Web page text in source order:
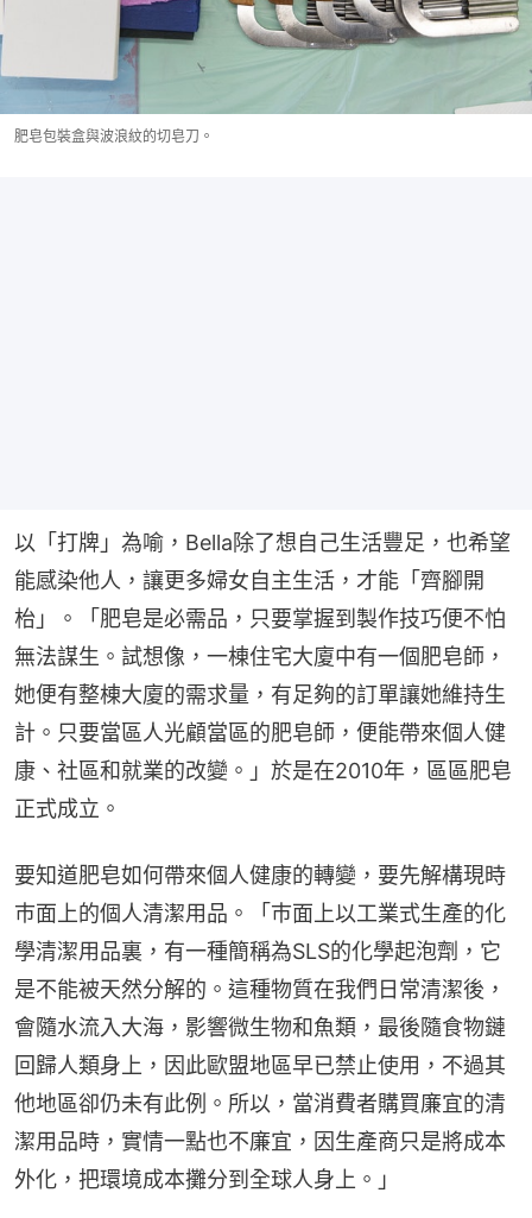
肥皂包裝盒與波浪紋的切皂刀。
以「打牌」為喻，Bella除了想自己生活豐足，也希望
能感染他人，讓更多婦女自主生活，才能「齊腳開
枱」。「肥皂是必需品，只要掌握到製作技巧便不怕
無法謀生。試想像，一棟住宅大廈中有一個肥皂師，
她便有整棟大廈的需求量，有足夠的訂單讓她維持生
計。只要當區人光顧當區的肥皂師，便能帶來個人健
康、社區和就業的改變。」於是在2010年，區區肥皂
正式成立。
要知道肥皂如何帶來個人健康的轉變，要先解構現時
巿面上的個人清潔用品。「巿面上以工業式生產的化
學清潔用品裏，有一種簡稱為SLS的化學起泡劑，它
是不能被天然分解的。這種物質在我們日常清潔後，
會隨水流入大海，影響微生物和魚類，最後隨食物鏈
回歸人類身上，因此歐盟地區早已禁止使用，不過其
他地區卻仍未有此例。所以，當消費者購買廉宜的清
潔用品時，實情一點也不廉宜，因生產商只是將成本
外化，把環境成本攤分到全球人身上。」